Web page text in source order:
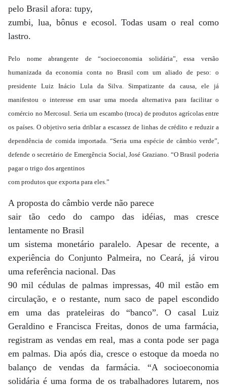
pelo Brasil afora: tupy,
zumbi, lua, bônus e ecosol. Todas usam o real como
lastro.
Pelo nome abrangente de “socioeconomia solidária”, essa versão
humanizada da economia conta no Brasil com um aliado de peso: o
presidente Luiz Inácio Lula da Silva. Simpatizante da causa, ele já
manifestou o interesse em usar uma moeda alternativa para facilitar o
comércio no Mercosul. Seria um escambo (troca) de produtos agrícolas entre
os países. O objetivo seria driblar a escassez de linhas de crédito e reduzir a
dependência de comida importada. “Seria uma espécie de câmbio verde”,
defende o secretário de Emergência Social, José Graziano. “O Brasil poderia
pagar o trigo dos argentinos
com produtos que exporta para eles.”
A proposta do câmbio verde não parece
sair tão cedo do campo das idéias, mas cresce
lentamente no Brasil
um sistema monetário paralelo. Apesar de recente, a
experiência do Conjunto Palmeira, no Ceará, já virou
uma referência nacional. Das
90 mil cédulas de palmas impressas, 40 mil estão em
circulação, e o restante, num saco de papel escondido
em uma das prateleiras do “banco”. O casal Luiz
Geraldino e Francisca Freitas, donos de uma farmácia,
registram as vendas em real, mas a conta pode ser paga
em palmas. Dia após dia, cresce o estoque da moeda no
balanço de vendas da farmácia. “A socioeconomia
solidária é uma forma de os trabalhadores lutarem, nos